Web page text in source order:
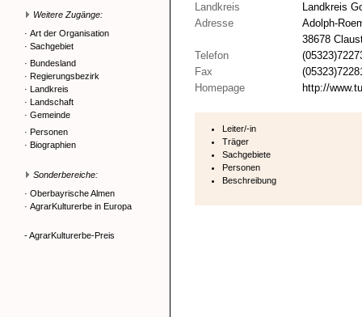
Weitere Zugänge:
· Art der Organisation
· Sachgebiet
· Bundesland
· Regierungsbezirk
· Landkreis
· Landschaft
· Gemeinde
· Personen
· Biographien
Sonderbereiche:
· Oberbayrische Almen
· AgrarKulturerbe in Europa
- AgrarKulturerbe-Preis
Landkreis
Landkreis
Adresse
Adolph-
38678
Telefon
Fax
Homepage
http://
Leiter/-in
Träger
Sachgebiete
Personen
Beschreibung